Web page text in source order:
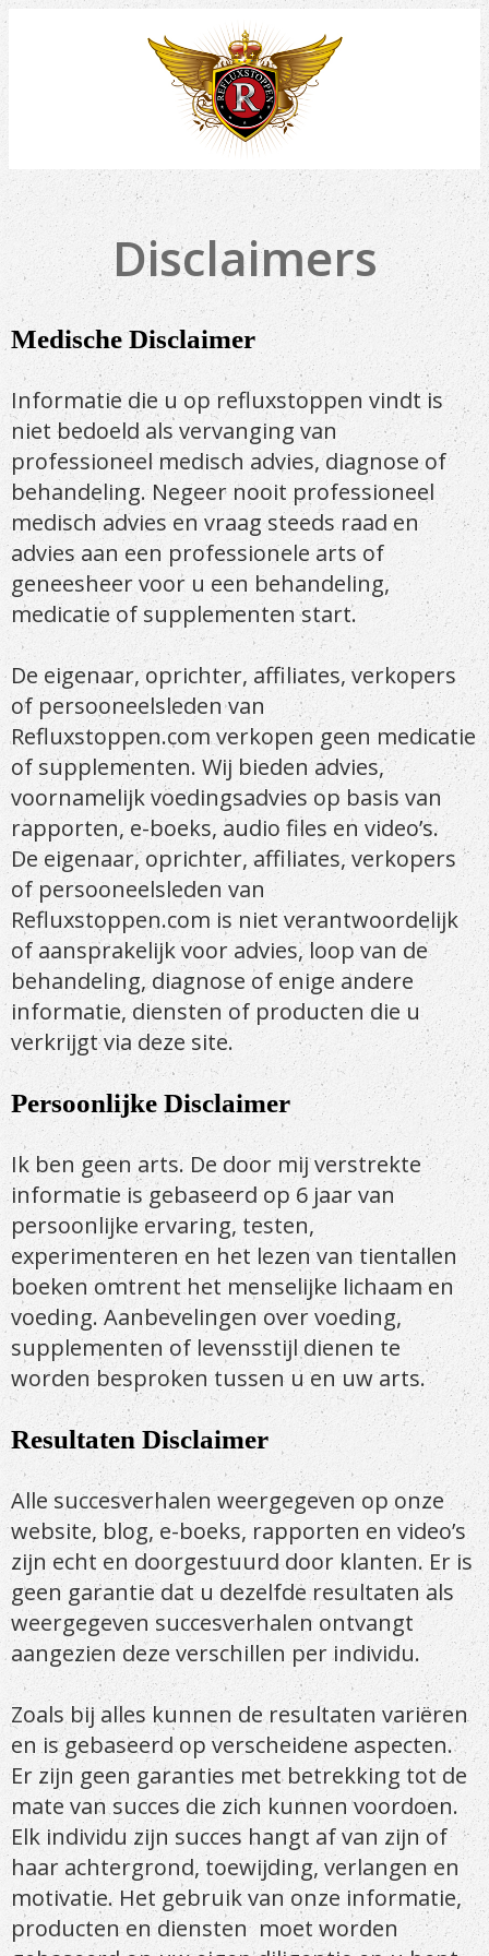
Disclaimers
Medische Disclaimer
Informatie die u op refluxstoppen vindt is
niet bedoeld als vervanging van
professioneel medisch advies, diagnose of
behandeling. Negeer nooit professioneel
medisch advies en vraag steeds raad en
advies aan een professionele arts of
geneesheer voor u een behandeling,
medicatie of supplementen start.
De eigenaar, oprichter, affiliates, verkopers
of persooneelsleden van
Refluxstoppen.com verkopen geen medicatie
of supplementen. Wij bieden advies,
voornamelijk voedingsadvies op basis van
rapporten, e-boeks, audio files en video’s.
De eigenaar, oprichter, affiliates, verkopers
of persooneelsleden van
Refluxstoppen.com is niet verantwoordelijk
of aansprakelijk voor advies, loop van de
behandeling, diagnose of enige andere
informatie, diensten of producten die u
verkrijgt via deze site.
Persoonlijke Disclaimer
Ik ben geen arts. De door mij verstrekte
informatie is gebaseerd op 6 jaar van
persoonlijke ervaring, testen,
experimenteren en het lezen van tientallen
boeken omtrent het menselijke lichaam en
voeding. Aanbevelingen over voeding,
supplementen of levensstijl dienen te
worden besproken tussen u en uw arts.
Resultaten Disclaimer
Alle succesverhalen weergegeven op onze
website, blog, e-boeks, rapporten en video’s
zijn echt en doorgestuurd door klanten. Er is
geen garantie dat u dezelfde resultaten als
weergegeven succesverhalen ontvangt
aangezien deze verschillen per individu.
Zoals bij alles kunnen de resultaten variëren
en is gebaseerd op verscheidene aspecten.
Er zijn geen garanties met betrekking tot de
mate van succes die zich kunnen voordoen.
Elk individu zijn succes hangt af van zijn of
haar achtergrond, toewijding, verlangen en
motivatie. Het gebruik van onze informatie,
producten en diensten moet worden